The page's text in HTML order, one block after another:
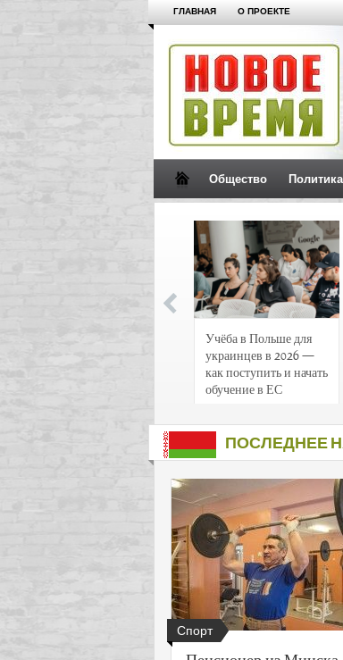
ГЛАВНАЯ О ПРОЕКТЕ
Общество Политика
Учёба в Польше для
украинцев в 2026 —
как поступить и начать
обучение в ЕС
ПОСЛЕДНЕЕ
Спорт